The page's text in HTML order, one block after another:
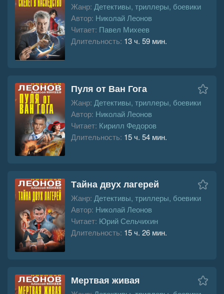
Жанр: Детективы, триллеры, боевики
Автор: Николай Леонов
Читает: Павел Михеев
Длительность: 13 ч. 59 мин.
Пуля от Ван Гога
Жанр: Детективы, триллеры, боевики
Автор: Николай Леонов
Читает: Кирилл Федоров
Длительность: 15 ч. 54 мин.
Тайна двух лагерей
Жанр: Детективы, триллеры, боевики
Автор: Николай Леонов
Читает: Юрий Сельчихин
Длительность: 15 ч. 26 мин.
Мертвая живая